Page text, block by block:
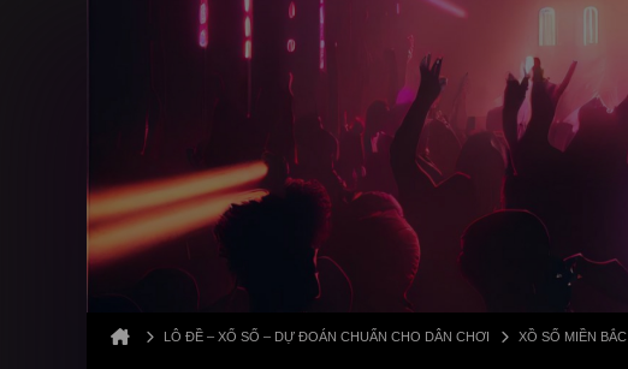
LÔ ĐỀ – XỔ SỐ – DỰ ĐOÁN CHUẨN CHO DÂN CHƠI XỒ SỐ MIỀN BẮC